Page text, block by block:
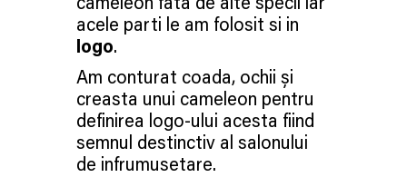
cameleon fata de alte specii iar
acele parti le am folosit si in
logo.
Am conturat coada, ochii și
creasta unui cameleon pentru
definirea logo-ului acesta fiind
semnul destinctiv al salonului
de infrumusetare.